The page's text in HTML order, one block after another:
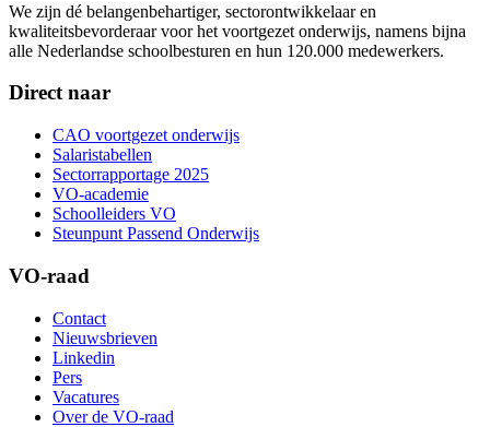
We zijn dé belangenbehartiger, sectorontwikkelaar en
kwaliteitsbevorderaar voor het voortgezet onderwijs, namens bijna
alle Nederlandse schoolbesturen en hun 120.000 medewerkers.
Direct naar
CAO voortgezet onderwijs
Salaristabellen
Sectorrapportage 2025
VO-academie
Schoolleiders VO
Steunpunt Passend Onderwijs
VO-raad
Contact
Nieuwsbrieven
Linkedin
Pers
Vacatures
Over de VO-raad